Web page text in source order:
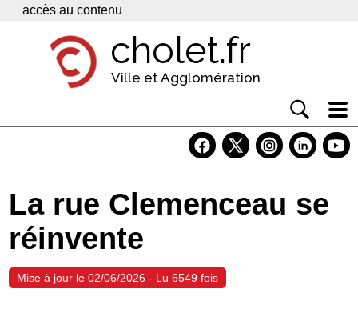
Panneau de gestion des cookies
accès au contenu
cholet.fr
Ville et Agglomération
Economie
Services
Contacts
La rue Clemenceau se
réinvente
Mise à jour le 02/06/2026 - Lu 6549 fois